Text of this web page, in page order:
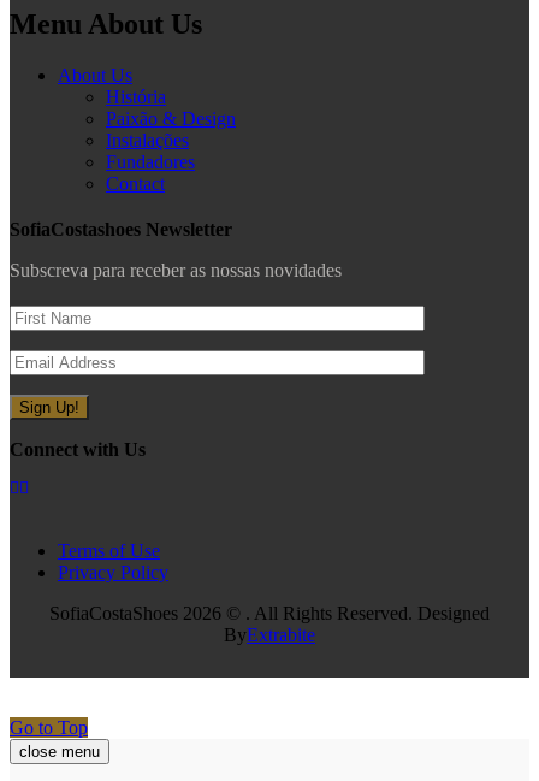
Menu About Us
About Us
História
Paixão & Design
Instalações
Fundadores
Contact
SofiaCostashoes Newsletter
Subscreva para receber as nossas novidades
Connect with Us
Terms of Use
Privacy Policy
SofiaCostaShoes 2026 © . All Rights Reserved. Designed
ByExtrabite
Go to Top
close menu